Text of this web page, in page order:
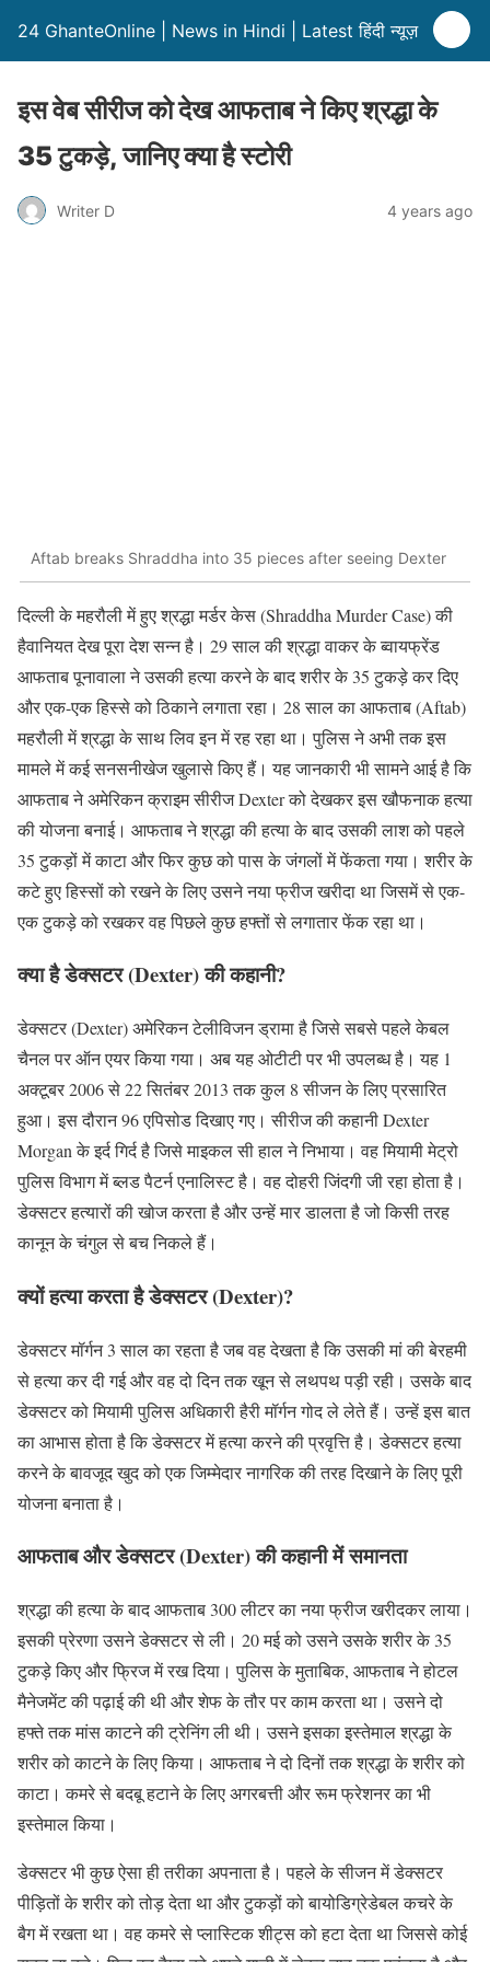
24 GhanteOnline | News in Hindi | Latest हिंदी न्यूज़
इस वेब सीरीज को देख आफताब ने किए श्रद्धा के
35 टुकड़े, जानिए क्या है स्टोरी
Writer D 4 years ago
Aftab breaks Shraddha into 35 pieces after seeing Dexter
दिल्ली के महरौली में हुए श्रद्धा मर्डर केस (Shraddha Murder Case) की
हैवानियत देख पूरा देश सन्न है। 29 साल की श्रद्धा वाकर के ब्वायफ्रेंड
आफताब पूनावाला ने उसकी हत्या करने के बाद शरीर के 35 टुकड़े कर दिए
और एक-एक हिस्से को ठिकाने लगाता रहा। 28 साल का आफताब (Aftab)
महरौली में श्रद्धा के साथ लिव इन में रह रहा था। पुलिस ने अभी तक इस
मामले में कई सनसनीखेज खुलासे किए हैं। यह जानकारी भी सामने आई है कि
आफताब ने अमेरिकन क्राइम सीरीज Dexter को देखकर इस खौफनाक हत्या
की योजना बनाई। आफताब ने श्रद्धा की हत्या के बाद उसकी लाश को पहले
35 टुकड़ों में काटा और फिर कुछ को पास के जंगलों में फेंकता गया। शरीर के
कटे हुए हिस्सों को रखने के लिए उसने नया फ्रीज खरीदा था जिसमें से एक-
एक टुकड़े को रखकर वह पिछले कुछ हफ्तों से लगातार फेंक रहा था।
क्या है डेक्सटर (Dexter) की कहानी?
डेक्सटर (Dexter) अमेरिकन टेलीविजन ड्रामा है जिसे सबसे पहले केबल
चैनल पर ऑन एयर किया गया। अब यह ओटीटी पर भी उपलब्ध है। यह 1
अक्टूबर 2006 से 22 सितंबर 2013 तक कुल 8 सीजन के लिए प्रसारित
हुआ। इस दौरान 96 एपिसोड दिखाए गए। सीरीज की कहानी Dexter
Morgan के इर्द गिर्द है जिसे माइकल सी हाल ने निभाया। वह मियामी मेट्रो
पुलिस विभाग में ब्लड पैटर्न एनालिस्ट है। वह दोहरी जिंदगी जी रहा होता है।
डेक्सटर हत्यारों की खोज करता है और उन्हें मार डालता है जो किसी तरह
कानून के चंगुल से बच निकले हैं।
क्यों हत्या करता है डेक्सटर (Dexter)?
डेक्सटर मॉर्गन 3 साल का रहता है जब वह देखता है कि उसकी मां की बेरहमी
से हत्या कर दी गई और वह दो दिन तक खून से लथपथ पड़ी रही। उसके बाद
डेक्सटर को मियामी पुलिस अधिकारी हैरी मॉर्गन गोद ले लेते हैं। उन्हें इस बात
का आभास होता है कि डेक्सटर में हत्या करने की प्रवृत्ति है। डेक्सटर हत्या
करने के बावजूद खुद को एक जिम्मेदार नागरिक की तरह दिखाने के लिए पूरी
योजना बनाता है।
आफताब और डेक्सटर (Dexter) की कहानी में समानता
श्रद्धा की हत्या के बाद आफताब 300 लीटर का नया फ्रीज खरीदकर लाया।
इसकी प्रेरणा उसने डेक्सटर से ली। 20 मई को उसने उसके शरीर के 35
टुकड़े किए और फ्रिज में रख दिया। पुलिस के मुताबिक, आफताब ने होटल
मैनेजमेंट की पढ़ाई की थी और शेफ के तौर पर काम करता था। उसने दो
हफ्ते तक मांस काटने की ट्रेनिंग ली थी। उसने इसका इस्तेमाल श्रद्धा के
शरीर को काटने के लिए किया। आफताब ने दो दिनों तक श्रद्धा के शरीर को
काटा। कमरे से बदबू हटाने के लिए अगरबत्ती और रूम फ्रेशनर का भी
इस्तेमाल किया।
डेक्सटर भी कुछ ऐसा ही तरीका अपनाता है। पहले के सीजन में डेक्सटर
पीड़ितों के शरीर को तोड़ देता था और टुकड़ों को बायोडिग्रेडेबल कचरे के
बैग में रखता था। वह कमरे से प्लास्टिक शीट्स को हटा देता था जिससे कोई